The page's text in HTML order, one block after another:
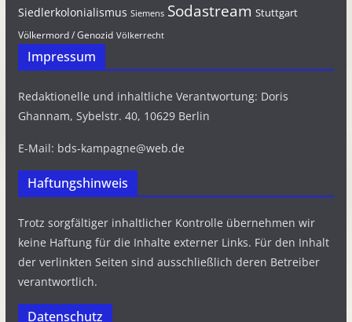
Siedlerkolonialismus Siemens Sodastream Stuttgart
Völkermord / Genozid Völkerrecht
Impressum
Redaktionelle und inhaltliche Verantwortung: Doris
Ghannam, Sybelstr. 40, 10629 Berlin
E-Mail: bds-kampagne@web.de
Haftungshinweis
Trotz sorgfältiger inhaltlicher Kontrolle übernehmen wir
keine Haftung für die Inhalte externer Links. Für den Inhalt
der verlinkten Seiten sind ausschließlich deren Betreiber
verantwortlich.
Datenschutz